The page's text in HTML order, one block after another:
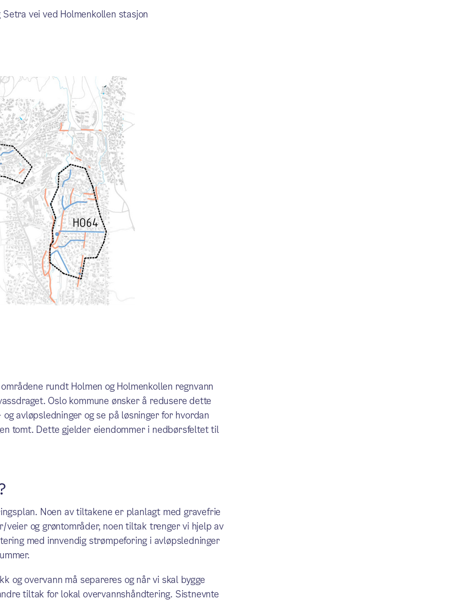
vei ved Holmenkollen stasjon
rundt Holmen og Holmenkollen regnvann
Oslo kommune ønsker å redusere dette
avløpsledninger og se på løsninger for hvordan
tomt. Dette gjelder eiendommer i nedbørsfeltet til
Noen av tiltakene er planlagt med gravefrie
og grøntområder, noen tiltak trenger vi hjelp av
med innvendig strømpeforing i avløpsledninger
og overvann må separeres og når vi skal bygge
tiltak for lokal overvannshåndtering. Sistnevnte